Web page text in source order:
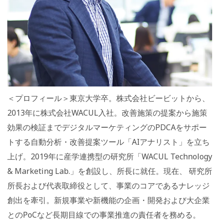
＜プロフィール＞東京大学卒。株式会社ビービットから、
2013年に株式会社WACUL入社。改善施策の提案から施策
効果の検証までデジタルマーケティングのPDCAをサポー
トする自動分析・改善提案ツール「AIアナリスト」を立ち
上げ。2019年に産学連携型の研究所「WACUL Technology
& Marketing Lab.」を創設し、所長に就任。現在、 研究所
所長および代表取締役として、事業のコアであるナレッジ
創出を牽引。新規事業や新機能の企画・開発および大企業
とのPoCなど長期目線での事業推進の責任者を務める。